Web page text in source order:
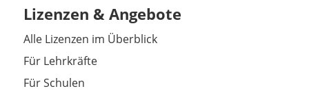
Lizenzen & Angebote
Alle Lizenzen im Überblick
Für Lehrkräfte
Für Schulen